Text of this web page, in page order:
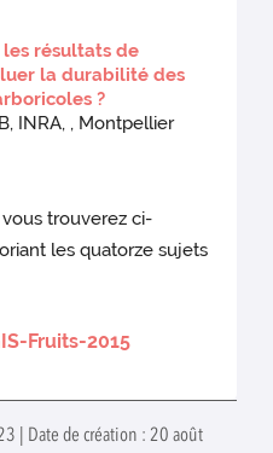
résultats de
la durabilité des
?
INRA, , Montpellier
trouverez ci-
les quatorze sujets
Fruits-2015
| Date de création : 20 août